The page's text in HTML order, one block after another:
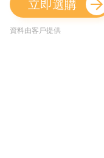
立即選購
資料由客戶提供